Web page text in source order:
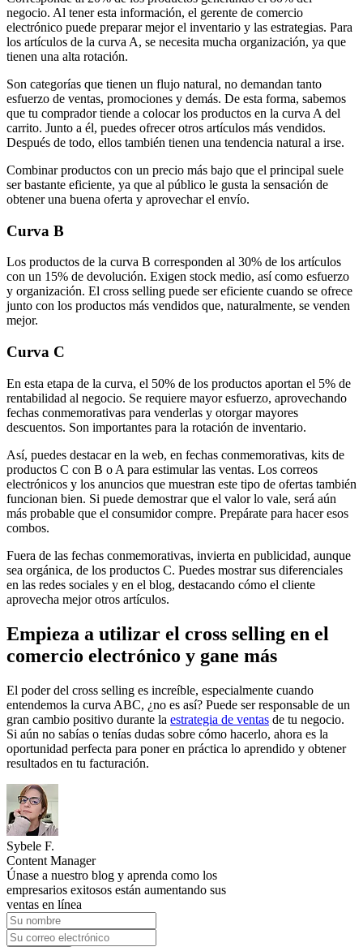
negocio. Al tener esta información, el gerente de comercio
electrónico puede preparar mejor el inventario y las estrategias. Para
los artículos de la curva A, se necesita mucha organización, ya que
tienen una alta rotación.
Son categorías que tienen un flujo natural, no demandan tanto
esfuerzo de ventas, promociones y demás. De esta forma, sabemos
que tu comprador tiende a colocar los productos en la curva A del
carrito. Junto a él, puedes ofrecer otros artículos más vendidos.
Después de todo, ellos también tienen una tendencia natural a irse.
Combinar productos con un precio más bajo que el principal suele
ser bastante eficiente, ya que al público le gusta la sensación de
obtener una buena oferta y aprovechar el envío.
Curva B
Los productos de la curva B corresponden al 30% de los artículos
con un 15% de devolución. Exigen stock medio, así como esfuerzo
y organización. El cross selling puede ser eficiente cuando se ofrece
junto con los productos más vendidos que, naturalmente, se venden
mejor.
Curva C
En esta etapa de la curva, el 50% de los productos aportan el 5% de
rentabilidad al negocio. Se requiere mayor esfuerzo, aprovechando
fechas conmemorativas para venderlas y otorgar mayores
descuentos. Son importantes para la rotación de inventario.
Así, puedes destacar en la web, en fechas conmemorativas, kits de
productos C con B o A para estimular las ventas. Los correos
electrónicos y los anuncios que muestran este tipo de ofertas también
funcionan bien. Si puede demostrar que el valor lo vale, será aún
más probable que el consumidor compre. Prepárate para hacer esos
combos.
Fuera de las fechas conmemorativas, invierta en publicidad, aunque
sea orgánica, de los productos C. Puedes mostrar sus diferenciales
en las redes sociales y en el blog, destacando cómo el cliente
aprovecha mejor otros artículos.
Empieza a utilizar el cross selling en el
comercio electrónico y gane más
El poder del cross selling es increíble, especialmente cuando
entendemos la curva ABC, ¿no es así? Puede ser responsable de un
gran cambio positivo durante la estrategia de ventas de tu negocio.
Si aún no sabías o tenías dudas sobre cómo hacerlo, ahora es la
oportunidad perfecta para poner en práctica lo aprendido y obtener
resultados en tu facturación.
Sybele F.
Content Manager
Únase a nuestro blog y aprenda como los
empresarios exitosos están aumentando sus
ventas en línea